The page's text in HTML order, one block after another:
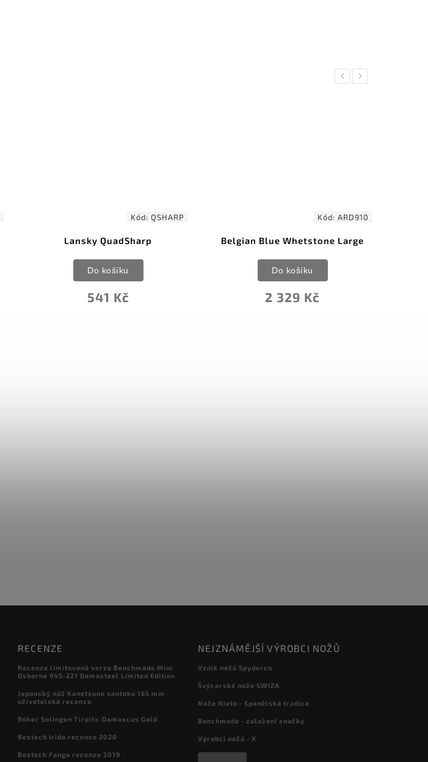
Previous
Kód: QSHARP
Lansky QuadSharp
541 Kč
Do košíku
Kód: ARD910
Belgian Blue Whetstone Large
2 329 Kč
Do košíku
Next
RECENZE
Recenze limitované verze Benchmade Mini
Osborne 945-221 Damasteel Limited Edition
Japonský nůž Kanetsune santoku 165 mm-
uživatelská recenze
Böker Solingen Tirpitz-Damascus Gold
Bestech Irida recenze 2020
Bestech Fanga recenze 2019
NEJZNÁMĚJŠÍ VÝROBCI NOŽŮ
Vznik nožů Spyderco
Švýcarské nože SWIZA
Nože Nieto - španělská tradice
Benchmade - založení značky
Výrobci nožů - X